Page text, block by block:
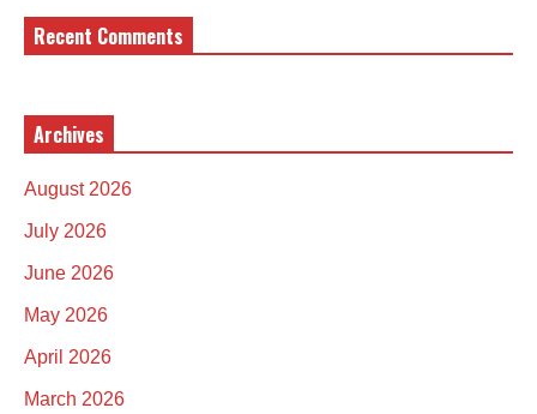
Recent Comments
Archives
August 2026
July 2026
June 2026
May 2026
April 2026
March 2026